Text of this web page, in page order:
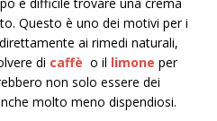
Questo è uno dei motivi per i
ai rimedi naturali,
di caffè o il limone per
non solo essere dei
molto meno dispendiosi.